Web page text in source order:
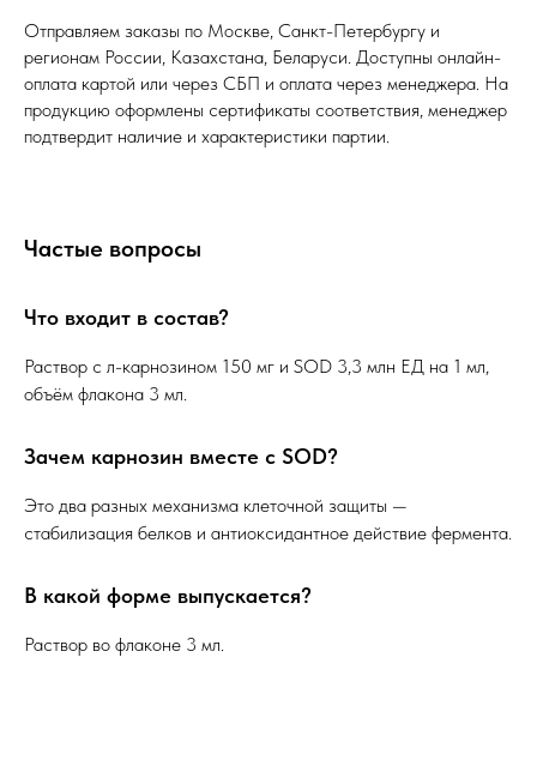
Отправляем заказы по Москве, Санкт-Петербургу и
регионам России, Казахстана, Беларуси. Доступны онлайн-
оплата картой или через СБП и оплата через менеджера. На
продукцию оформлены сертификаты соответствия, менеджер
подтвердит наличие и характеристики партии.
Частые вопросы
Что входит в состав?
Раствор с л-карнозином 150 мг и SOD 3,3 млн ЕД на 1 мл,
объём флакона 3 мл.
Зачем карнозин вместе с SOD?
Это два разных механизма клеточной защиты —
стабилизация белков и антиоксидантное действие фермента.
В какой форме выпускается?
Раствор во флаконе 3 мл.